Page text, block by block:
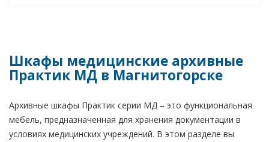
Шкафы медицинские архивные
Практик МД в Магнитогорске
Архивные шкафы Практик серии МД – это функциональная
мебель, предназначенная для хранения документации в
условиях медицинских учреждений. В этом разделе вы